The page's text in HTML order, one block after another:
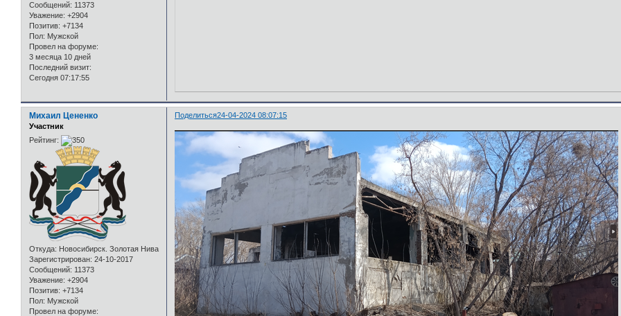
Сообщений: 11373
Уважение: +2904
Позитив: +7134
Пол: Мужской
Провел на форуме:
3 месяца 10 дней
Последний визит:
Сегодня 07:17:55
Поделиться24-04-2024 08:07:15
Михаил Цененко
Участник
Рейтинг:
Откуда: Новосибирск. Золотая Нива
Зарегистрирован: 24-10-2017
Сообщений: 11373
Уважение: +2904
Позитив: +7134
Пол: Мужской
Провел на форуме: